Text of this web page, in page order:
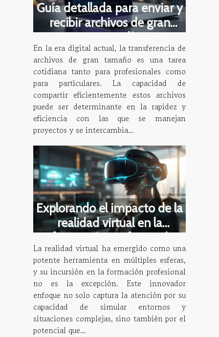
Guía detallada para enviar y
recibir archivos de gran
tamaño en línea
En la era digital actual, la transferencia de
archivos de gran tamaño es una tarea
cotidiana tanto para profesionales como
para particulares. La capacidad de
compartir eficientemente estos archivos
puede ser determinante en la rapidez y
eficiencia con las que se manejan
proyectos y se intercambia...
Explorando el impacto de la
realidad virtual en la
formación profesional
La realidad virtual ha emergido como una
potente herramienta en múltiples esferas,
y su incursión en la formación profesional
no es la excepción. Este innovador
enfoque no solo captura la atención por su
capacidad de simular entornos y
situaciones complejas, sino también por el
potencial que...